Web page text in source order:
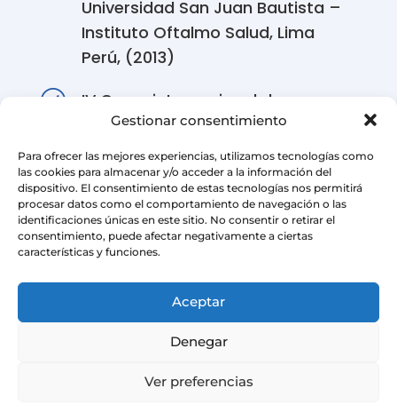
Gestionar consentimiento
Para ofrecer las mejores experiencias, utilizamos tecnologías como
las cookies para almacenar y/o acceder a la información del
dispositivo. El consentimiento de estas tecnologías nos permitirá
procesar datos como el comportamiento de navegación o las
identificaciones únicas en este sitio. No consentir o retirar el
consentimiento, puede afectar negativamente a ciertas
características y funciones.
Aceptar
Denegar
Ver preferencias
Universidad San Juan Bautista –
Instituto Oftalmo Salud, Lima
Perú, (2013)
R
IV Curso internacional de
Glaucoma, Sociedad Peruana de
Oftalmología, Lima Perú (2016)